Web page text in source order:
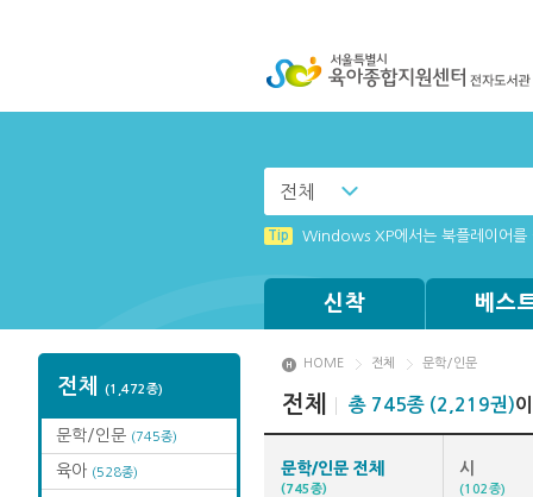
전체
Tip Windows XP에서는 북플레이어
Tip MAMACExtrac.dll 파일 다운로드
신착 베스
전체 (1,472종)
문학/인문 (745종)
육아 (528종)
HOME 전체 문학/인문
전체 총 745종 (2,219권)
문학/인문 전체
(745종)
시
(102종)